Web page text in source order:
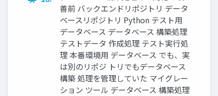
善前 バックエンドリポジトリ データ
ベースリポジトリ Python テスト用
データベース データベース 構築処理
テストデータ 作成処理 テスト実行処
理 本番環境用 データベース でも、実
は別のリポジ トリでもデータベース
構築 処理を管理していた マイグレー
ション ツール データベース 構築処理